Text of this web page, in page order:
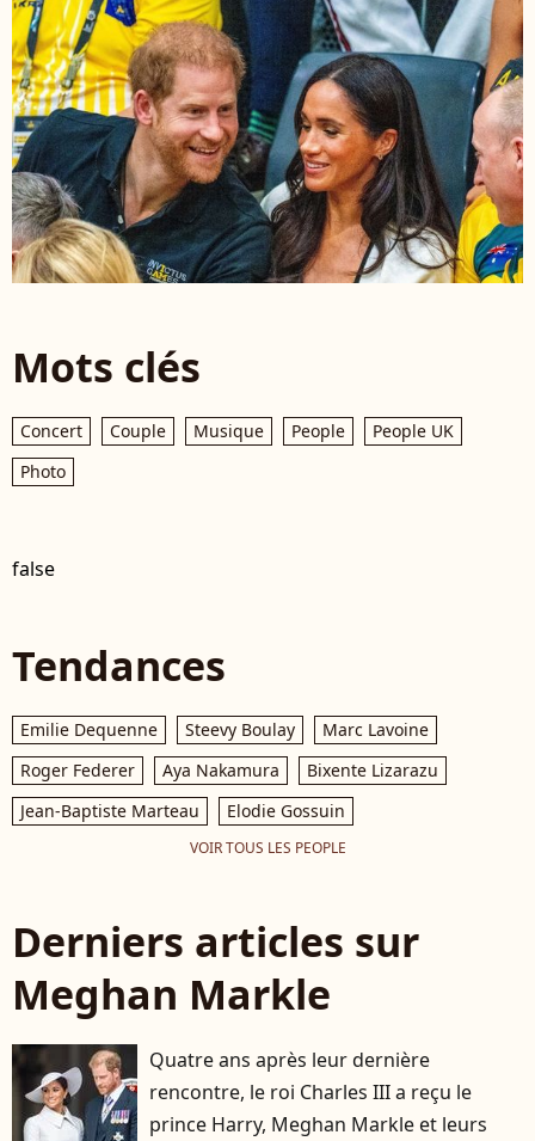
Mots clés
Concert Couple Musique People
People UK
Photo
false
Tendances
Emilie Dequenne Steevy Boulay
Marc Lavoine
Roger Federer
Aya Nakamura
Bixente Lizarazu
Jean-Baptiste Marteau
Elodie Gossuin
VOIR TOUS LES PEOPLE
Derniers articles sur
Meghan Markle
Quatre ans après leur dernière
rencontre, le roi Charles III a reçu le
prince Harry, Meghan Markle et leurs